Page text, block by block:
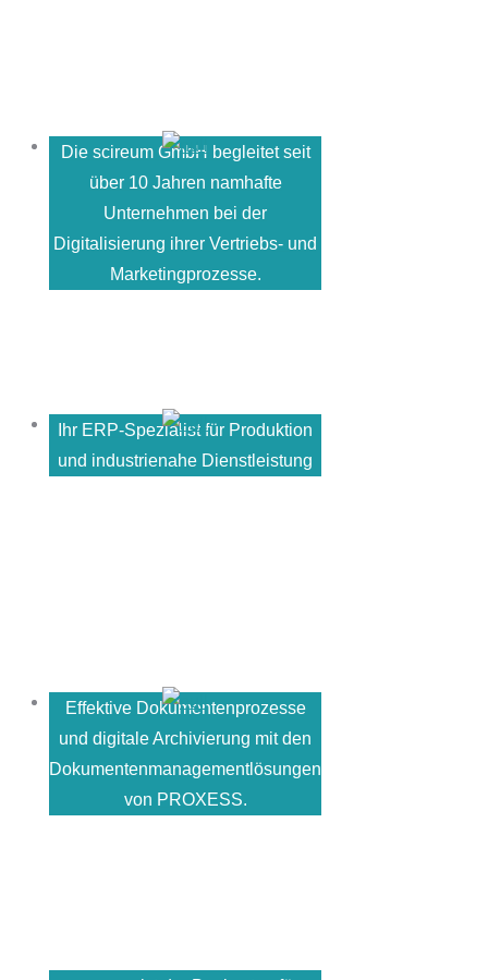
Die scireum GmbH begleitet seit
über 10 Jahren namhafte
Unternehmen bei der
Digitalisierung ihrer Vertriebs- und
Marketingprozesse.
Ihr ERP-Spezialist für Produktion
und industrienahe Dienstleistung
Effektive Dokumentenprozesse
und digitale Archivierung mit den
Dokumentenmanagementlösungen
von PROXESS.